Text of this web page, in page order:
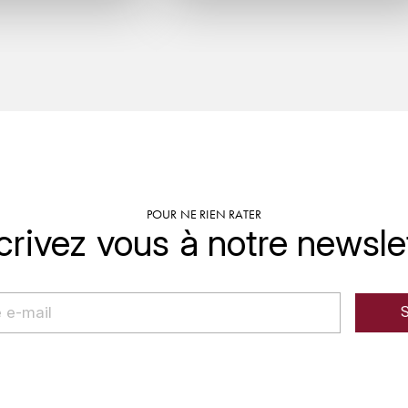
POUR NE RIEN RATER
vous à notre